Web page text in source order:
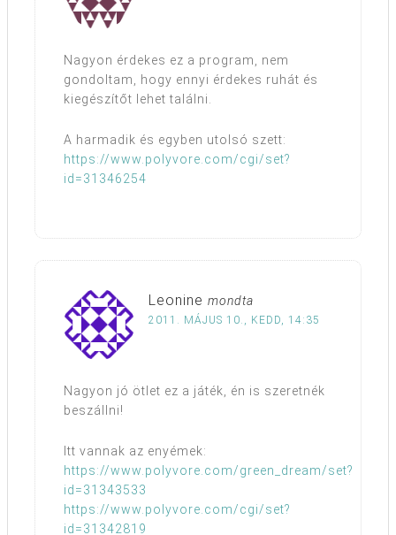
Nagyon érdekes ez a program, nem
gondoltam, hogy ennyi érdekes ruhát és
kiegészítőt lehet találni.
A harmadik és egyben utolsó szett:
https://www.polyvore.com/cgi/set?
id=31346254
Leonine mondta
2011. MÁJUS 10., KEDD, 14:35
Nagyon jó ötlet ez a játék, én is szeretnék
beszállni!
Itt vannak az enyémek:
https://www.polyvore.com/green_dream/set?
id=31343533
https://www.polyvore.com/cgi/set?
id=31342819